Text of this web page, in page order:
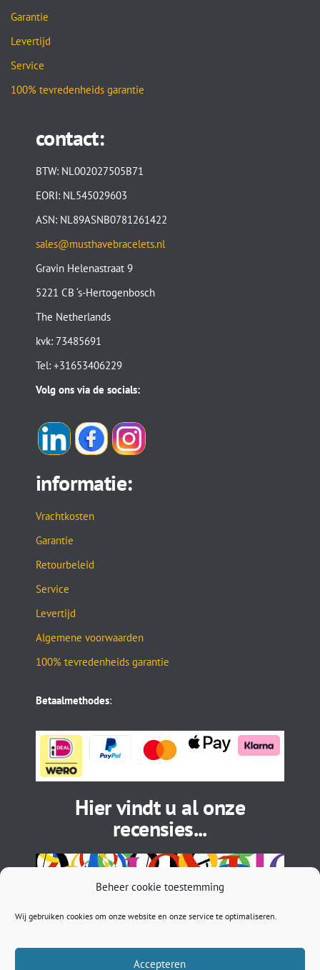
Beheer cookie toestemming
Wij gebruiken cookies om onze website en onze service te optimaliseren.
Accepteren
Garantie
Levertijd
Service
100% tevredenheids garantie
contact:
BTW: NL002027505B71
EORI: NL545029603
ASN: NL89ASNB0781261422
sales@musthavebracelets.nl
Gravin Helenastraat 9
5221 CB ‘s-Hertogenbosch
The Netherlands
kvk: 73485691
Tel: +31653406229
Volg ons via de socials:
informatie:
Vrachtkosten
Garantie
Retourbeleid
Service
Levertijd
Algemene voorwaarden
100% tevredenheids garantie
Betaalmethodes:
Hier vindt u al onze
recensies...